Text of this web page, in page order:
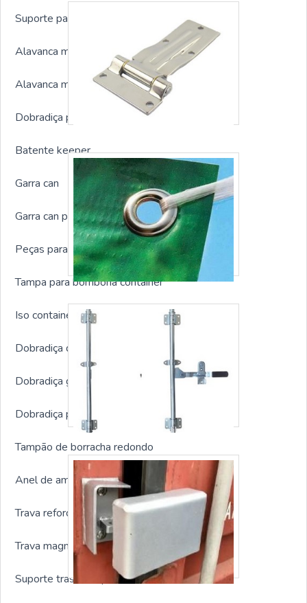
Suporte para alavanca
Alavanca modelo 01
Alavanca modelo 02
Dobradiça para containers sp
Batente keeper
Garra can
Garra can para container
Peças para container marítimo
Tampa para bombona container
Iso container prendedor
Dobradiça de aço para container
Dobradiça galvanizada para container
Dobradiça para porta container
Tampão de borracha redondo
Anel de amarração container
Trava reforçada para container
Trava magnetica para container
Suporte traseiro tipo alavanca